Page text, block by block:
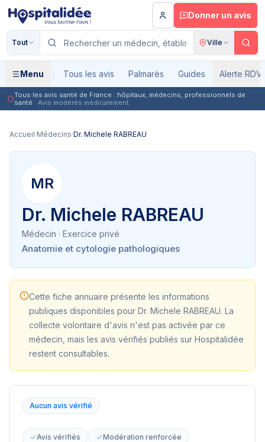
Aller au contenu principal
Donner un avis
Tout Ville
Menu Tous les avis Palmarès Guides Alerte RDV
Tous les avis santé de France : hôpitaux, médecins, professionnels de
santé · Avis modérés médicalement
Accueil·Médecins·Dr. Michele RABREAU
MR
Dr. Michele RABREAU
Médecin · Exercice privé
Anatomie et cytologie pathologiques
Cette fiche annuaire présente les informations
publiques disponibles pour Dr. Michele RABREAU. La
collecte volontaire d'avis n'est pas activée par ce
médecin, mais les avis vérifiés publiés sur Hospitalidée
restent consultables.
Aucun avis vérifié
Avis vérifiés
Modération renforcée